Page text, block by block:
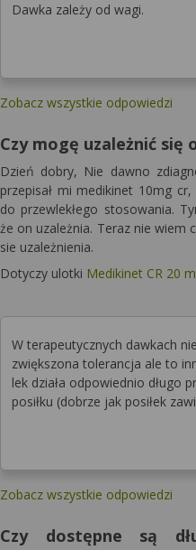
Dawka zależy od wagi.
Zobacz wszystkie odpowiedzi
Czy mogę uzależnić się
Dzień dobry, Nie dawno
przepisał mi medikinet 10mg
do przewlekłego stosowania.
że on uzależnia. Teraz nie
sie uzależnienia.
Dotyczy ulotki Medikinet CR 20
W terapeutycznych dawkach
zwiększona tolerancja ale to
lek działa odpowiednio długo
posiłku (dobrze jak posiłek
Zobacz wszystkie odpowiedzi
Czy dostępne są